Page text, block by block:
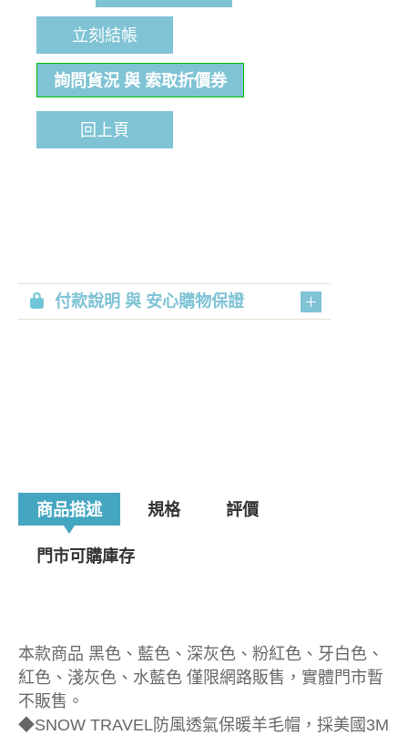
立刻結帳
詢問貨況 與 索取折價券
回上頁
付款說明 與 安心購物保證
商品描述 規格 評價
門市可購庫存
本款商品 黑色、藍色、深灰色、粉紅色、牙白色、
紅色、淺灰色、水藍色 僅限網路販售，實體門市暫
不販售。
◆SNOW TRAVEL防風透氣保暖羊毛帽，採美國3M